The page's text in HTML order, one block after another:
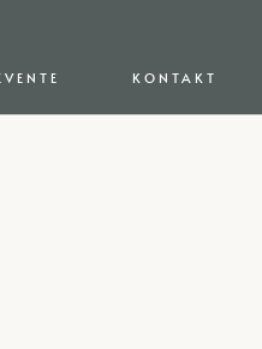
KONTAKT